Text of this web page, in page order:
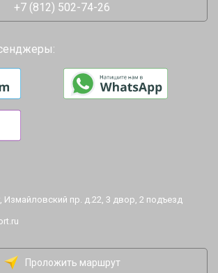
+7 (812) 502-74-26
Измайловский пр. д.22, 3 двор, 2 подъезд
Проложить маршрут